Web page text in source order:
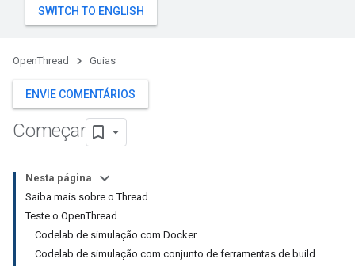
OpenThread Guias
ENVIE COMENTÁRIOS
Começar
Nesta página
Saiba mais sobre o Thread
Teste o OpenThread
Codelab de simulação com Docker
Codelab de simulação com conjunto de ferramentas de build